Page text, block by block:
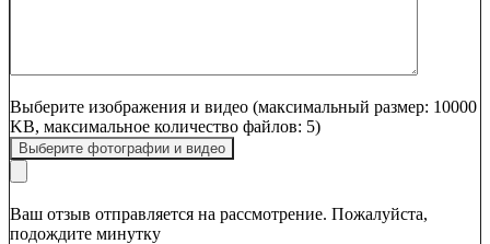
Выберите изображения и видео (максимальный размер: 10000
KB, максимальное количество файлов: 5)
Выберите фотографии и видео
Ваш отзыв отправляется на рассмотрение. Пожалуйста,
подождите минутку